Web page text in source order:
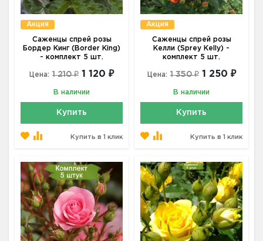
Акция
Саженцы спрей розы
Бордер Кинг (Border King)
- комплект 5 шт.
Цена: 1 210 ₽ 1 120 ₽
В наличии
Купить
Купить в 1 клик
Акция
Саженцы спрей розы
Келли (Sprey Kelly) -
комплект 5 шт.
Цена: 1 350 ₽ 1 250 ₽
В наличии
Купить
Купить в 1 клик